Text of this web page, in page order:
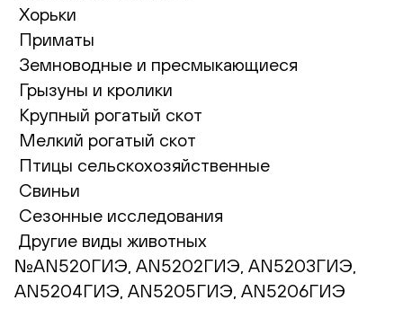
Хорьки
Приматы
Земноводные и пресмыкающиеся
Грызуны и кролики
Крупный рогатый скот
Мелкий рогатый скот
Птицы сельскохозяйственные
Свиньи
Сезонные исследования
Другие виды животных
№AN520ГИЭ, AN5202ГИЭ, AN5203ГИЭ,
AN5204ГИЭ, AN5205ГИЭ, AN5206ГИЭ